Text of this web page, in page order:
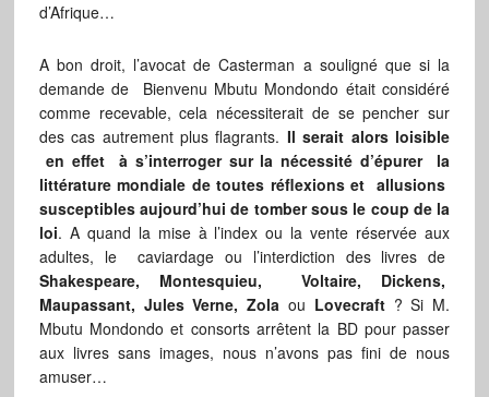
d’Afrique…
A bon droit, l’avocat de Casterman a souligné que si la
demande de Bienvenu Mbutu Mondondo était considéré
comme recevable, cela nécessiterait de se pencher sur
des cas autrement plus flagrants. Il serait alors loisible
en effet à s’interroger sur la nécessité d’épurer la
littérature mondiale de toutes réflexions et allusions
susceptibles aujourd’hui de tomber sous le coup de la
loi. A quand la mise à l’index ou la vente réservée aux
adultes, le caviardage ou l’interdiction des livres de
Shakespeare, Montesquieu, Voltaire, Dickens,
Maupassant, Jules Verne, Zola ou Lovecraft? Si M.
Mbutu Mondondo et consorts arrêtent la BD pour passer
aux livres sans images, nous n’avons pas fini de nous
amuser…